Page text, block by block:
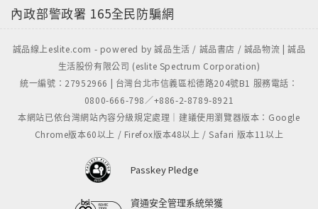
內政部警政署 165全民防騙網
誠品線上eslite.com - powered by 誠品生活 / 誠品書店 / 誠品物流 | 誠品
生活股份有限公司 (eslite Spectrum Corporation)
統一編號：27952966 | 台灣台北市信義區松德路204號B1 服務電話：
0800-666-798／+886-2-8789-8921
本網站已依台灣網站內容分級規定處理｜建議使用瀏覽器版本：Google
Chrome版本60以上 / Firefox版本48以上 / Safari 版本11以上
Passkey Pledge
資通安全管理系統榮獲